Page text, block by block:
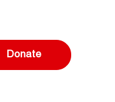
Donate